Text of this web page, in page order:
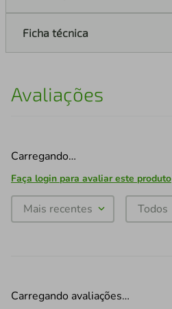
Ficha técnica
Avaliações
Carregando…
Faça login para avaliar este produto
Mais recentes Todos
Carregando avaliações…